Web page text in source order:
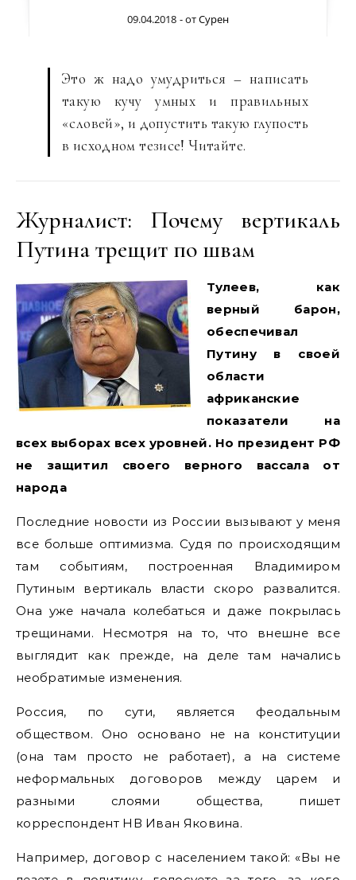
09.04.2018 - отСурен
Это ж надо умудриться – написать
такую кучу умных и правильных
«словей», и допустить такую глупость
в исходном тезисе! Читайте.
Журналист: Почему вертикаль
Путина трещит по швам
Тулеев, как
верный барон,
обеспечивал
Путину в своей
области
африканские
показатели на
всех выборах всех уровней. Но президент РФ
не защитил своего верного вассала от
народа
Последние новости из России вызывают у меня
все больше оптимизма. Судя по происходящим
там событиям, построенная Владимиром
Путиным вертикаль власти скоро развалится.
Она уже начала колебаться и даже покрылась
трещинами. Несмотря на то, что внешне все
выглядит как прежде, на деле там начались
необратимые изменения.
Россия, по сути, является феодальным
обществом. Оно основано не на конституции
(она там просто не работает), а на системе
неформальных договоров между царем и
разными слоями общества, пишет
корреспондент НВ Иван Яковина.
Например, договор с населением такой: «Вы не